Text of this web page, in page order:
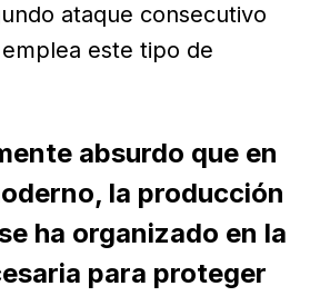
ataque consecutivo
este tipo de
absurdo que en
la producción
ha organizado en la
para proteger